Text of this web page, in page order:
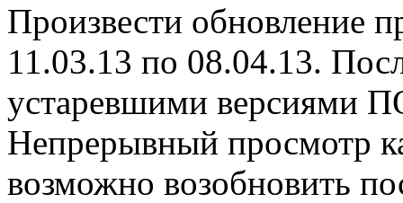
Произвести обновление
11.03.13 по 08.04.13.
устаревшими версиями
Непрерывный просмотр
возможно возобновить